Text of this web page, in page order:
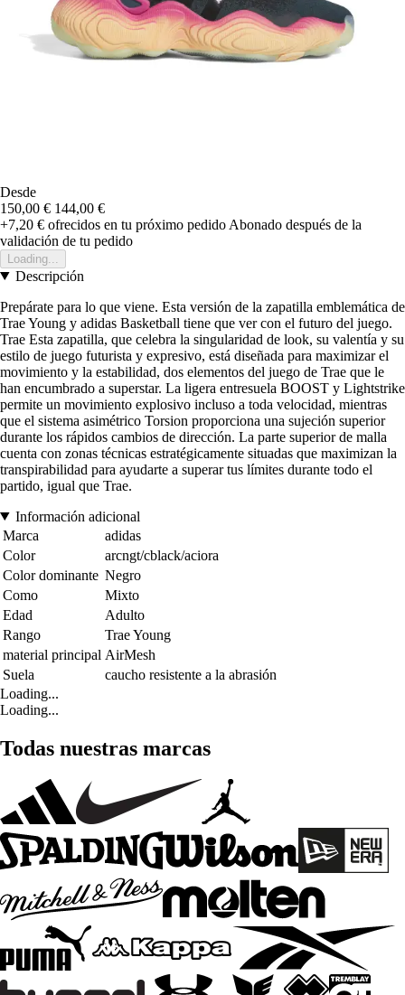
Desde
150,00 € 144,00 €
+7,20 € ofrecidos en tu próximo pedido Abonado después de la
validación de tu pedido
Loading...
Descripción
Prepárate para lo que viene. Esta versión de la zapatilla emblemática de
Trae Young y adidas Basketball tiene que ver con el futuro del juego.
Trae Esta zapatilla, que celebra la singularidad de look, su valentía y su
estilo de juego futurista y expresivo, está diseñada para maximizar el
movimiento y la estabilidad, dos elementos del juego de Trae que le
han encumbrado a superstar. La ligera entresuela BOOST y Lightstrike
permite un movimiento explosivo incluso a toda velocidad, mientras
que el sistema asimétrico Torsion proporciona una sujeción superior
durante los rápidos cambios de dirección. La parte superior de malla
cuenta con zonas técnicas estratégicamente situadas que maximizan la
transpirabilidad para ayudarte a superar tus límites durante todo el
partido, igual que Trae.
Información adicional
Marca
adidas
Color
arcngt/cblack/aciora
Color dominante Negro
Como
Mixto
Edad
Adulto
Rango
Trae Young
material principal AirMesh
Suela
caucho resistente a la abrasión
Loading...
Loading...
Todas nuestras marcas